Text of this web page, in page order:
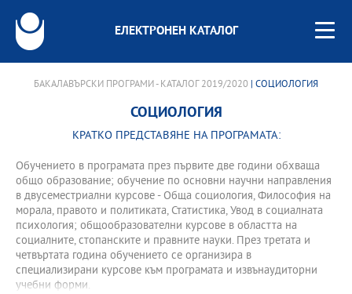
ЕЛЕКТРОНЕН КАТАЛОГ
БАКАЛАВЪРСКИ ПРОГРАМИ - КАТАЛОГ 2019/2020 | СОЦИОЛОГИЯ
СОЦИОЛОГИЯ
КРАТКО ПРЕДСТАВЯНЕ НА ПРОГРАМАТА:
Обучението в програмата през първите две години обхваща
общо образование; обучение по основни научни направления
в двусеместриални курсове - Обща социология, Философия на
морала, правото и политиката, Статистика, Увод в социалната
психология; общообразователни курсове в областта на
социалните, стопанските и правните науки. През третата и
четвъртата година обучението се организира в
специализирани курсове към програмата и извънаудиторни
учебни форми.